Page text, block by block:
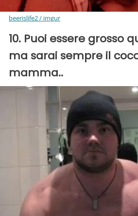
beerislife2 / imgur
10. Puoi essere grosso
ma sarai sempre il
mamma..